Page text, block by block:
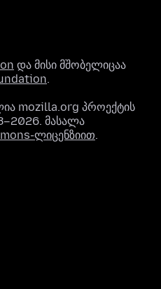
და მისი მშობელიცაა
.
mozilla.org პროექტის
მასალა
ლიცენზიით.